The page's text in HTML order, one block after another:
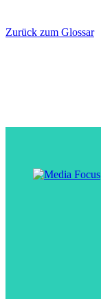
Zurück zum Glossar